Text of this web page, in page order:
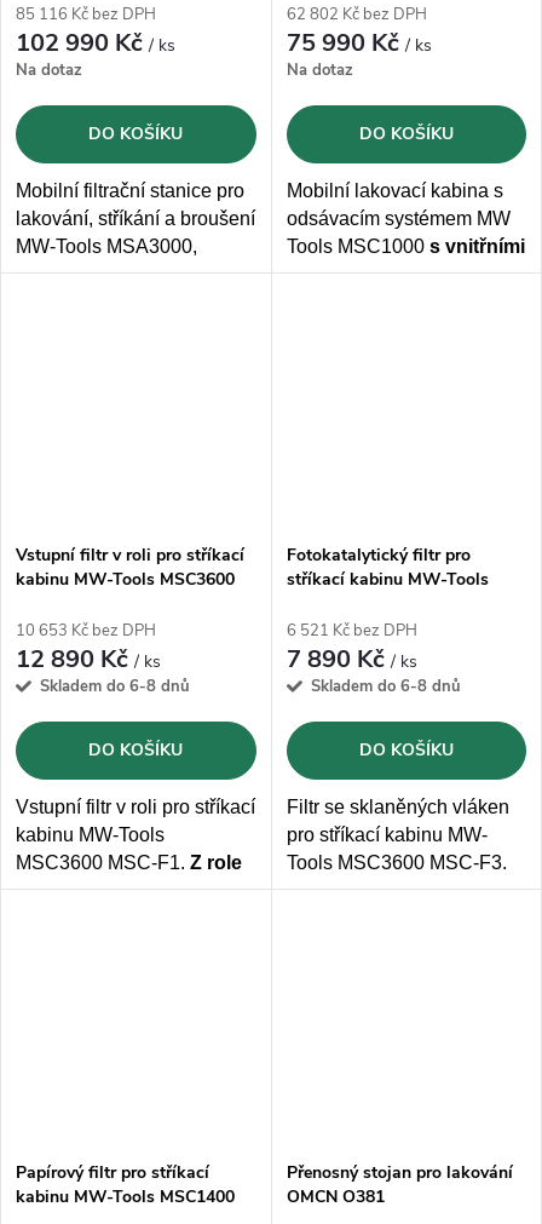
85 116 Kč bez DPH
102 990 Kč/ ks
Na dotaz
DO KOŠÍKU
Mobilní filtrační stanice pro
lakování, stříkání a broušení
MW-Tools MSA3000,
vhodná pro plochyaž do
62 802 Kč bez DPH
75 990 Kč/ ks
Na dotaz
DO KOŠÍKU
Mobilní lakovací kabina s
odsávacím systémem MW
Tools MSC1000 s vnitřními
rozměry 0,9 x 0,9 x 0,9 m.
Vstupní filtr v roli pro stříkací
kabinu MW-Tools MSC3600
10 653 Kč bez DPH
12 890 Kč/ ks
Skladem do 6-8 dnů
DO KOŠÍKU
Vstupní filtr v roli pro stříkací
kabinu MW-Tools
MSC3600 MSC-F1. Z role
lze nařezat 10 filtrů.
Fotokatalytický filtr pro
stříkací kabinu MW-Tools
6 521 Kč bez DPH
7 890 Kč/ ks
Skladem do 6-8 dnů
DO KOŠÍKU
Filtr se sklaněných vláken
pro stříkací kabinu MW-
Tools MSC3600 MSC-F3.
Papírový filtr pro stříkací
kabinu MW-Tools MSC1400
Přenosný stojan pro lakování
OMCN O381